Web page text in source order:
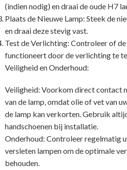
(indien nodig) en draai de oude H7
Plaats de Nieuwe Lamp: Steek de
en draai deze stevig vast.
Test de Verlichting: Controleer of
functioneert door de verlichting te
Veiligheid en Onderhoud:
Veiligheid: Voorkom direct contact
van de lamp, omdat olie of vet van
de lamp kan verkorten. Gebruik
handschoenen bij installatie.
Onderhoud: Controleer regelmatig
versleten lampen om de optimale
behouden.